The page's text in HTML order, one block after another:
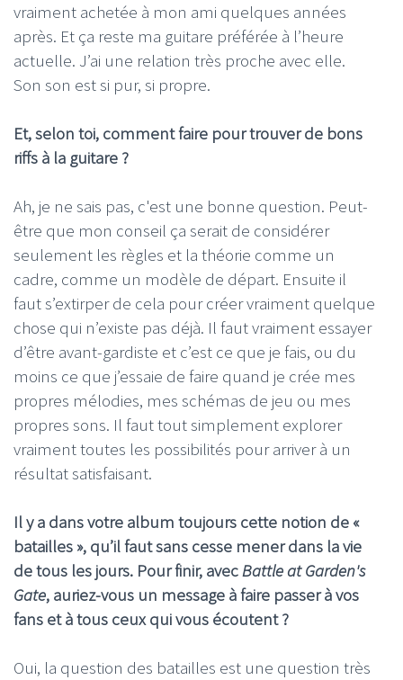
vraiment achetée à mon ami quelques années
après. Et ça reste ma guitare préférée à l’heure
actuelle. J’ai une relation très proche avec elle.
Son son est si pur, si propre.
Et, selon toi, comment faire pour trouver de bons
riffs à la guitare ?
Ah, je ne sais pas, c'est une bonne question. Peut-
être que mon conseil ça serait de considérer
seulement les règles et la théorie comme un
cadre, comme un modèle de départ. Ensuite il
faut s’extirper de cela pour créer vraiment quelque
chose qui n’existe pas déjà. Il faut vraiment essayer
d’être avant-gardiste et c’est ce que je fais, ou du
moins ce que j’essaie de faire quand je crée mes
propres mélodies, mes schémas de jeu ou mes
propres sons. Il faut tout simplement explorer
vraiment toutes les possibilités pour arriver à un
résultat satisfaisant.
Il y a dans votre album toujours cette notion de «
batailles », qu’il faut sans cesse mener dans la vie
de tous les jours. Pour finir, avecBattle at Garden's
Gate, auriez-vous un message à faire passer à vos
fans et à tous ceux qui vous écoutent ?
Oui, la question des batailles est une question très